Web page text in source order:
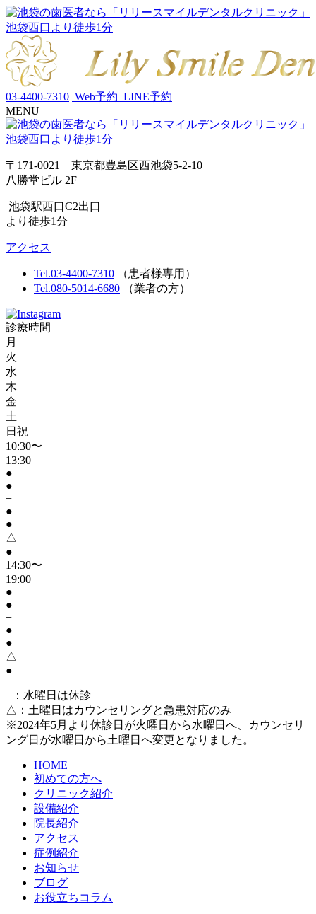
03-4400-7310 Web予約 LINE予約
MENU
〒171-0021 東京都豊島区西池袋5-2-10
八勝堂ビル 2F
池袋駅西口C2出口
より徒歩1分
アクセス
Tel.03-4400-7310
（患者様専用）
Tel.080-5014-6680
（業者の方）
診療時間
月
火
水
木
金
土
日祝
10:30〜
13:30
●
●
−
●
●
△
●
14:30〜
19:00
●
●
−
●
●
△
●
− ：水曜日は休診
△ ：土曜日はカウンセリングと急患対応のみ
※2024年5月より休診日が火曜日から水曜日へ、カウンセリ
ング日が水曜日から土曜日へ変更となりました。
HOME
初めての方へ
クリニック紹介
設備紹介
院長紹介
アクセス
症例紹介
お知らせ
ブログ
お役立ちコラム